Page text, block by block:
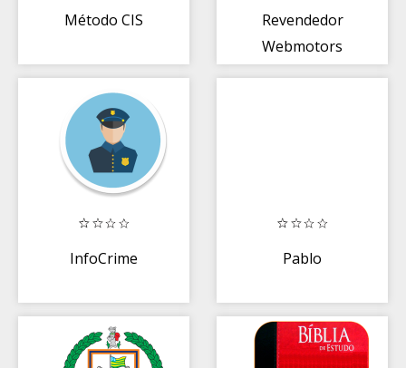
Método CIS
Revendedor
Webmotors
InfoCrime Pablo